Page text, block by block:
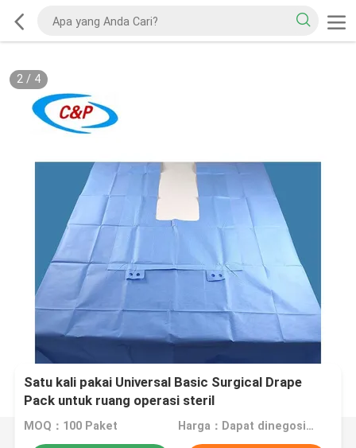
2/ 4
Satu kali pakai Universal Basic Surgical Drape
Pack untuk ruang operasi steril
MOQ：100 Paket Harga：Dapat dinegosiasikan